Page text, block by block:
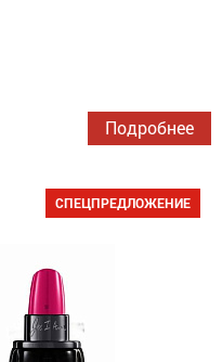
Подробнее
СПЕЦПРЕДЛОЖЕНИЕ